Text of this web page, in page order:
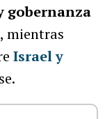
gobernanza
, mientras
Israel y